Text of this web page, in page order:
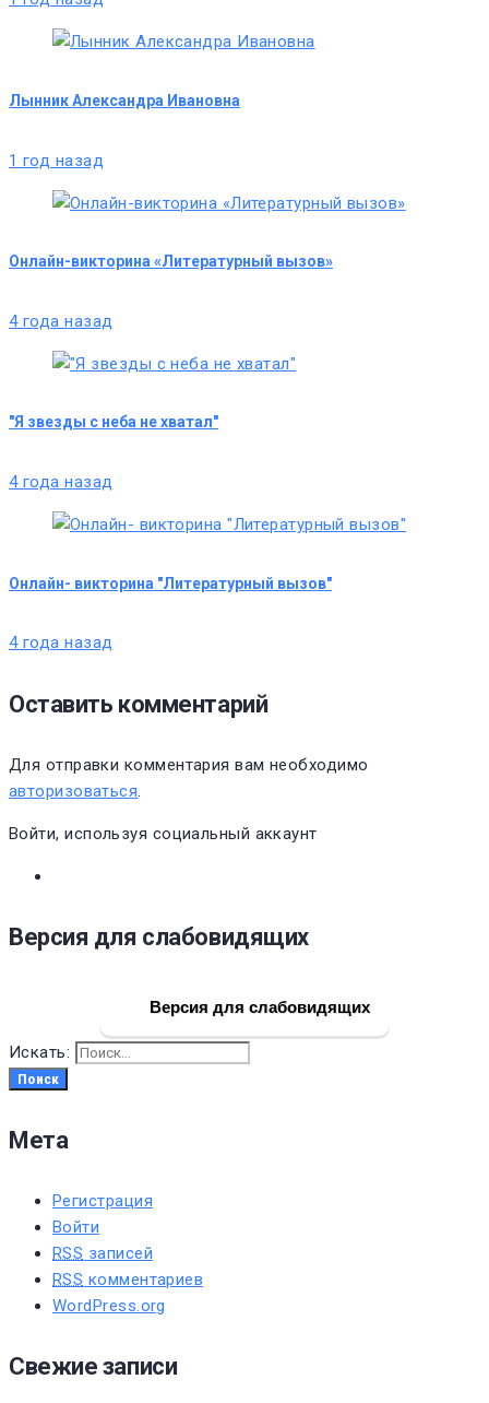
Лынник Александра Ивановна
1 год назад
Онлайн-викторина «Литературный вызов»
4 года назад
"Я звезды с неба не хватал"
4 года назад
Онлайн- викторина "Литературный вызов"
4 года назад
Оставить комментарий
Для отправки комментария вам необходимо
авторизоваться.
Войти, используя социальный аккаунт
Версия для слабовидящих
Версия для слабовидящих
Искать:
Поиск
Мета
Регистрация
Войти
RSS записей
RSS комментариев
WordPress.org
Свежие записи